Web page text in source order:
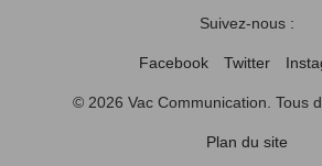
Suivez-nous :
Facebook Twitter
© 2026 Vac Communication. Tous
Plan du site